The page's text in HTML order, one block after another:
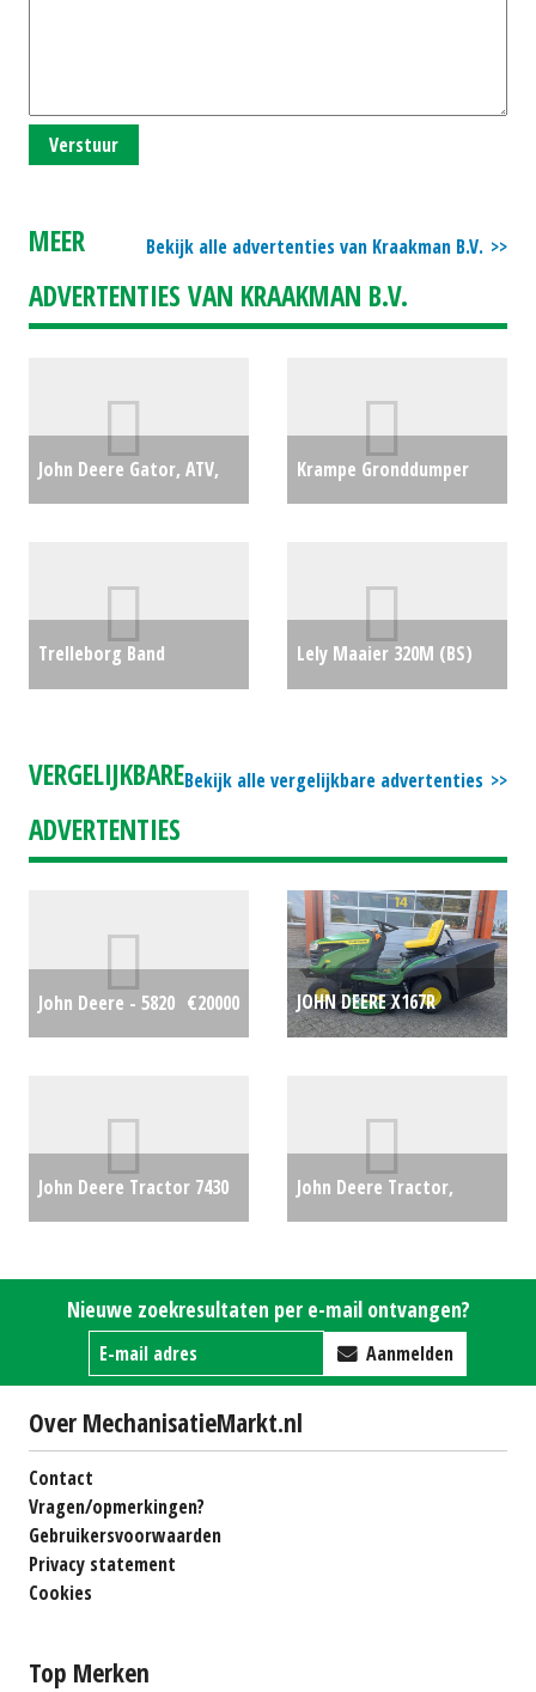
Verstuur
Bekijk alle advertenties van Kraakman B.V.
MEER
ADVERTENTIES VAN KRAAKMAN B.V.
John Deere Gator, ATV,
#27424
€19999
Krampe Gronddumper
Trelleborg Band
Lely Maaier 320M (BS)
Bekijk alle vergelijkbare advertenties
VERGELIJKBARE
ADVERTENTIES
John Deere - 5820 €20000
JOHN DEERE X167R
John Deere Tractor 7430
UUR!! (HA) #26831
€0
John Deere Tractor,
#47459
€0
Nieuwe zoekresultaten per e-mail ontvangen?
Aanmelden
Over MechanisatieMarkt.nl
Contact
Vragen/opmerkingen?
Gebruikersvoorwaarden
Privacy statement
Cookies
Top Merken